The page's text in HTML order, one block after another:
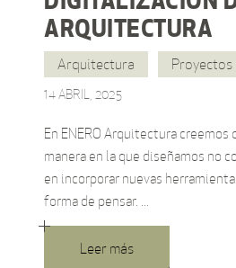
ARQUITECTURA
Arquitectura Proyectos
14 ABRIL, 2025
En ENERO Arquitectura
manera en la que diseñamos no
en incorporar nuevas
forma de pensar.
Leer más